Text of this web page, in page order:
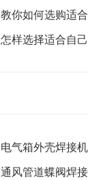
教你如何选购适
怎样选择适合自
电气箱外壳焊接机
通风管道蝶阀焊